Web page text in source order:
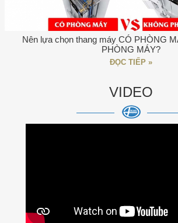
Nên lựa chọn thang máy CÓ PHÒNG
PHÒNG MÁY?
ĐỌC TIẾP »
VIDEO